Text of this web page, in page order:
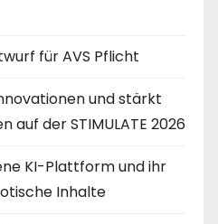
für AVS Pflicht
und stärkt
der STIMULATE 2026
KI-Plattform und ihr
Inhalte